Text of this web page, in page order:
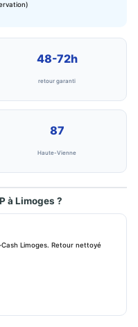
48-72h
retour garanti
87
Haute-Vienne
à Limoges ?
Limoges. Retour nettoyé